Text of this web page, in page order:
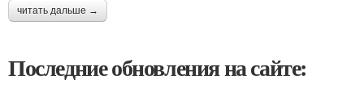
читать дальше →
Последние обновления на сайте: